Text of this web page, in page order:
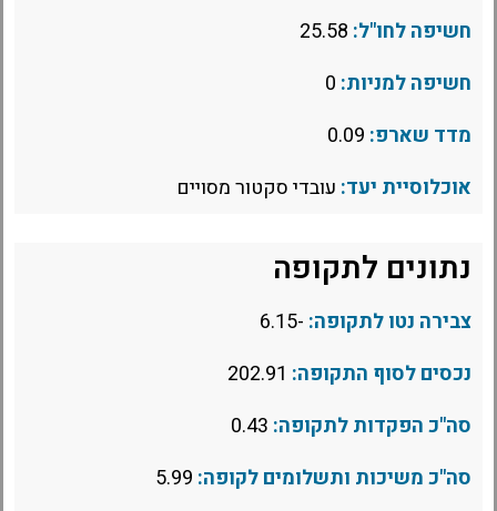
חשיפה לחו"ל:
חשיפה למניות:
מדד שארפ:
אוכלוסיית יעד: עובדי סקטור מסויים
נתונים לתקופה
צבירה נטו לתקופה: -6.15
נכסים לסוף התקופה:
סה"כ הפקדות לתקופה:
סה"כ משיכות ותשלומים לקופה: